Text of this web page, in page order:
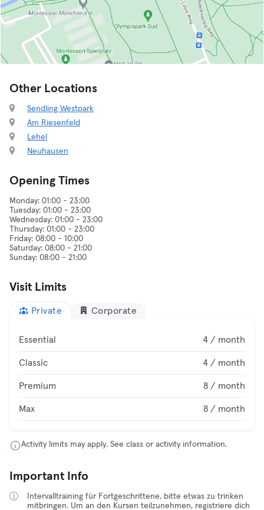
Other Locations
Sendling Westpark
Am Riesenfeld
Lehel
Neuhausen
Opening Times
Monday: 01:00 - 23:00
Tuesday: 01:00 - 23:00
Wednesday: 01:00 - 23:00
Thursday: 01:00 - 23:00
Friday: 08:00 - 10:00
Saturday: 08:00 - 21:00
Visit Limits
Private Corporate
Essential 4 / month
Classic 4 / month
Premium 8 / month
Max 8 / month
Activity limits may apply. See class or activity information.
Important Info
Intervalltraining für Fortgeschrittene, bitte etwas zu trinken
mitbringen. Um an den Kursen teilzunehmen, registriere dich